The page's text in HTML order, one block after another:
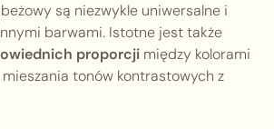
są niezwykle uniwersalne i
barwami. Istotne jest także
proporcji między kolorami
tonów kontrastowych z